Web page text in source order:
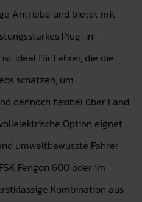
Antriebe und bietet mit
Plug-in-
ideal für Fahrer, die die
schätzen, um
dennoch flexibel über Land
Option eignet
umweltbewusste Fahrer
Fengon 600 oder im
Kombination aus